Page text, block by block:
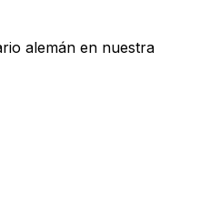
alemán en nuestra